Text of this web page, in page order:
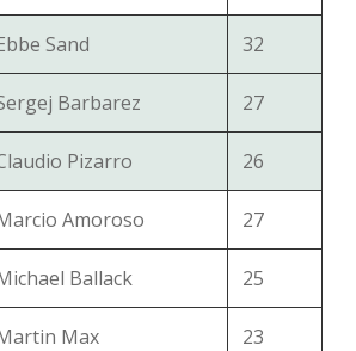
Sand 32
Barbarez 27
Pizarro 26
Amoroso 27
Ballack 25
Max 23